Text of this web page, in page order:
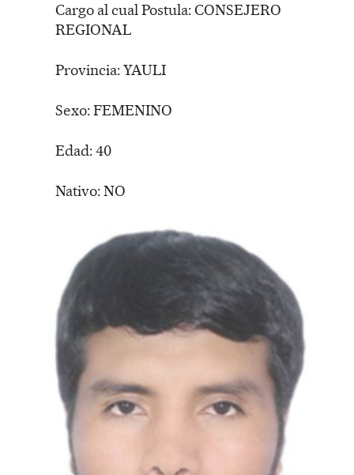
Cargo al cual Postula: CONSEJERO
REGIONAL
Provincia: YAULI
Sexo: FEMENINO
Edad: 40
Nativo: NO